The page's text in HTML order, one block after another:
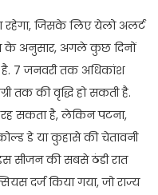
रहेगा, जिसके लिए येलो अलर्ट
के अनुसार, अगले कुछ दिनों
7 जनवरी तक अधिकांश
तक की वृद्धि हो सकती है.
रह सकता है, लेकिन पटना,
डे या कुहासे की चेतावनी
सीजन की सबसे ठंडी रात
दर्ज किया गया, जो राज्य